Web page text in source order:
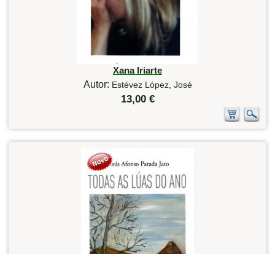
Xana Iriarte
Autor: Estévez López, José
13,00 €